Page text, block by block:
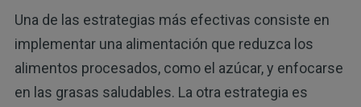
Una de las estrategias más efectivas consiste en
implementar una alimentación que reduzca los
alimentos procesados, como el azúcar, y enfocarse
en las grasas saludables. La otra estrategia es